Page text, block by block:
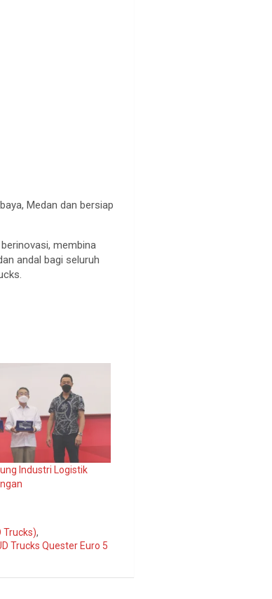
Medan dan bersiap
membina
andal bagi seluruh
Industri Logistik
Trucks),
Trucks Quester Euro 5